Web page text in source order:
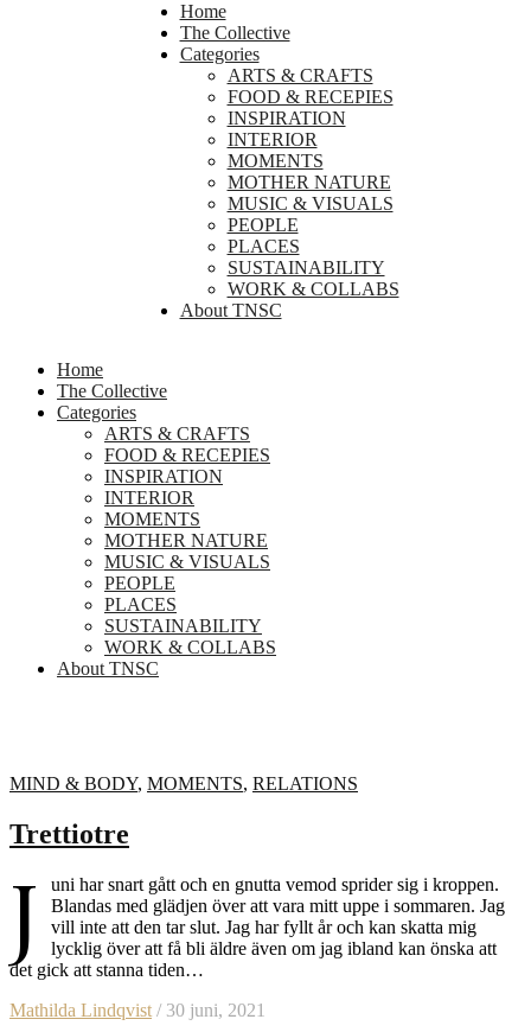
Home
The Collective
Categories
ARTS & CRAFTS
FOOD & RECEPIES
INSPIRATION
INTERIOR
MOMENTS
MOTHER NATURE
MUSIC & VISUALS
PEOPLE
PLACES
SUSTAINABILITY
WORK & COLLABS
About TNSC
Home
The Collective
Categories
ARTS & CRAFTS
FOOD & RECEPIES
INSPIRATION
INTERIOR
MOMENTS
MOTHER NATURE
MUSIC & VISUALS
PEOPLE
PLACES
SUSTAINABILITY
WORK & COLLABS
About TNSC
MIND & BODY, MOMENTS, RELATIONS
Trettiotre
J
uni har snart gått och en gnutta vemod sprider sig i kroppen.
Blandas med glädjen över att vara mitt uppe i sommaren. Jag
vill inte att den tar slut. Jag har fyllt år och kan skatta mig
lycklig över att få bli äldre även om jag ibland kan önska att
det gick att stanna tiden…
Mathilda Lindqvist / 30 juni, 2021